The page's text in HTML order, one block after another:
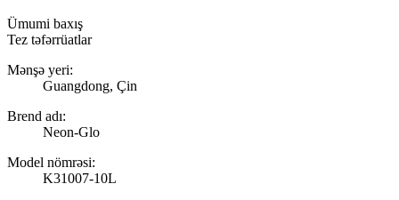
Ümumi baxış
Tez təfərrüatlar
Mənşə yeri:
Guangdong, Çin
Brend adı:
Neon-Glo
Model nömrəsi:
K31007-10L